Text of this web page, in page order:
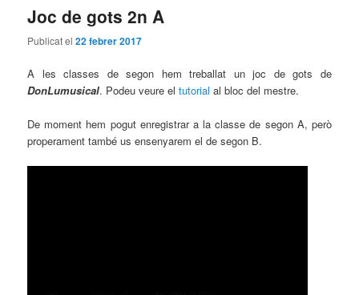
Joc de gots 2n A
Publicat el22 febrer 2017
A les classes de segon hem treballat un joc de gots de
DonLumusical. Podeu veure eltutorialal bloc del mestre.
De moment hem pogut enregistrar a la classe de segon A, però
properament també us ensenyarem el de segon B.